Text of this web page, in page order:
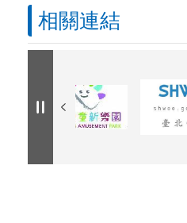
相關連結